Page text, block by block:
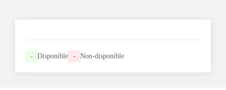
- Disponible - Non-disponible